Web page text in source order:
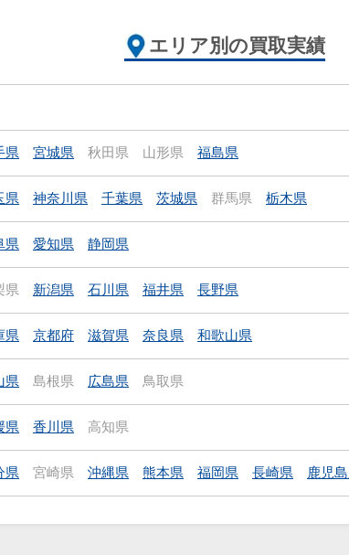
エリア別の買取実績
県 宮城県 秋田県 山形県 福島県
県 神奈川県 千葉県 茨城県 群馬県 栃木県
県 愛知県 静岡県
県 新潟県 石川県 福井県 長野県
県 京都府 滋賀県 奈良県 和歌山県
県 島根県 広島県 鳥取県
県 香川県 高知県
県 宮崎県 沖縄県 熊本県 福岡県 長崎県 鹿児